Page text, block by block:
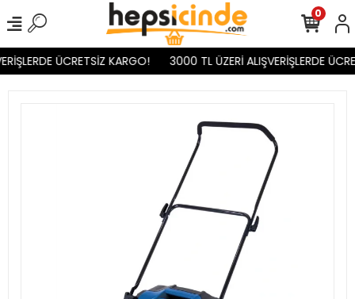
ÜCRETSİZ KARGO! 3000 TL ÜZERİ ALIŞVERİŞLERDE
0